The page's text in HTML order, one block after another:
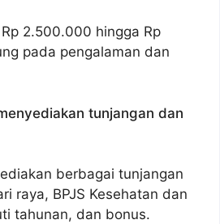
2.500.000 hingga Rp
pada pengalaman dan
tunjangan dan
berbagai tunjangan
raya, BPJS Kesehatan dan
tahunan, dan bonus.